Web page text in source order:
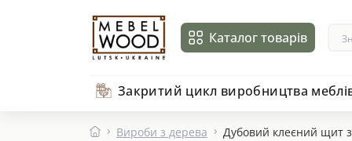
Каталог товарів
Закритий цикл виробництва
Вироби з дерева Дубовий клеєний щит з